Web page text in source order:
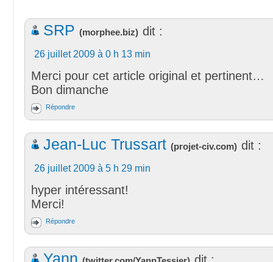
SRP (morphee.biz) dit :
26 juillet 2009 à 0 h 13 min
Merci pour cet article original et pertinent…
Bon dimanche
Répondre
Jean-Luc Trussart (projet-civ.com) dit :
26 juillet 2009 à 5 h 29 min
hyper intéressant!
Merci!
Répondre
Yann